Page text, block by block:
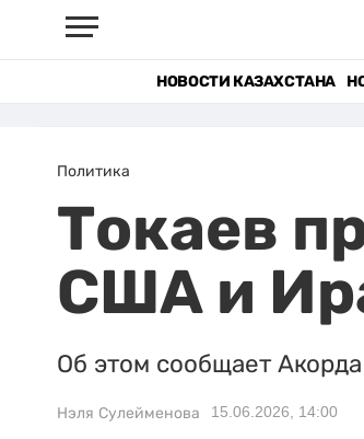
НОВОСТИ КАЗАХСТАНА
Политика
Токаев
США и
Об этом сообщает
Нэля Сулейменова 15.06.2026, 14:00